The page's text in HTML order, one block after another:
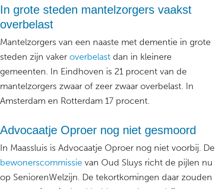
In grote steden mantelzorgers vaakst
overbelast
Mantelzorgers van een naaste met dementie in grote
steden zijn vaker overbelast dan in kleinere
gemeenten. In Eindhoven is 21 procent van de
mantelzorgers zwaar of zeer zwaar overbelast. In
Amsterdam en Rotterdam 17 procent.
Advocaatje Oproer nog niet gesmoord
In Maassluis is Advocaatje Oproer nog niet voorbij. De
bewonerscommissie van Oud Sluys richt de pijlen nu
op SeniorenWelzijn. De tekortkomingen daar zouden